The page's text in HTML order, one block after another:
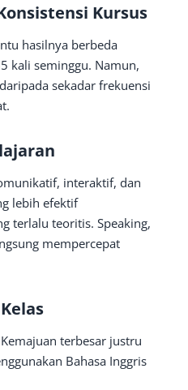
Kursus
hasilnya berbeda
kali seminggu. Namun,
sekadar frekuensi
interaktif, dan
lebih efektif
terlalu teoritis. Speaking,
mempercepat
terbesar justru
Bahasa Inggris